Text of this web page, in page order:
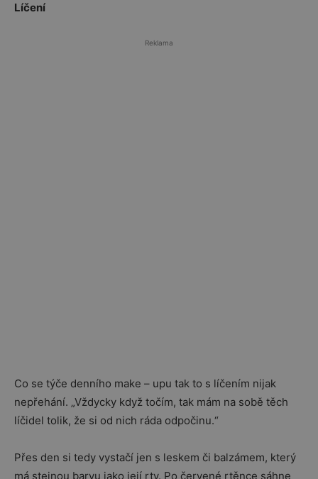
Líčení
Reklama
Co se týče denního make – upu tak to s líčením nijak
nepřehání. „Vždycky když točím, tak mám na sobě těch
líčidel tolik, že si od nich ráda odpočinu.“
Přes den si tedy vystačí jen s leskem či balzámem, který
má stejnou barvu jako její rty. Po červené rtěnce sáhne